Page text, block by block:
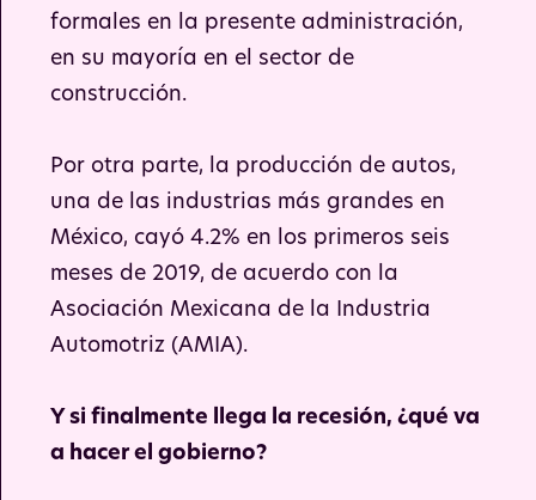
formales en la presente administración,
en su mayoría en el sector de
construcción.
Por otra parte, la producción de autos,
una de las industrias más grandes en
México, cayó 4.2% en los primeros seis
meses de 2019, de acuerdo con la
Asociación Mexicana de la Industria
Automotriz (AMIA).
Y si finalmente llega la recesión, ¿qué va
a hacer el gobierno?